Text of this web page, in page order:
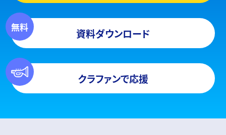
資料ダウンロード
クラファンで応援